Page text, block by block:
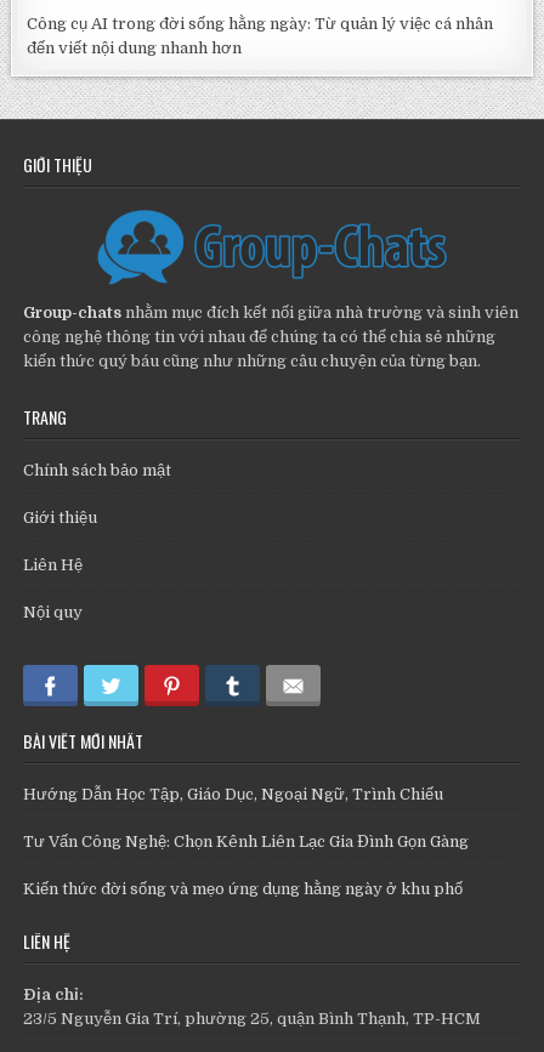
Công cụ AI trong đời sống hằng ngày: Từ quản lý việc cá nhân
đến viết nội dung nhanh hơn
GIỚI THIỆU
Group-chats nhằm mục đích kết nối giữa nhà trường và sinh viên
công nghệ thông tin với nhau để chúng ta có thể chia sẻ những
kiến thức quý báu cũng như những câu chuyện của từng bạn.
TRANG
Chính sách bảo mật
Giới thiệu
Liên Hệ
Nội quy
BÀI VIẾT MỚI NHẤT
Hướng Dẫn Học Tập, Giáo Dục, Ngoại Ngữ, Trình Chiếu
Tư Vấn Công Nghệ: Chọn Kênh Liên Lạc Gia Đình Gọn Gàng
Kiến thức đời sống và mẹo ứng dụng hằng ngày ở khu phố
LIÊN HỆ
Địa chỉ:
23/5 Nguyễn Gia Trí, phường 25, quận Bình Thạnh, TP-HCM